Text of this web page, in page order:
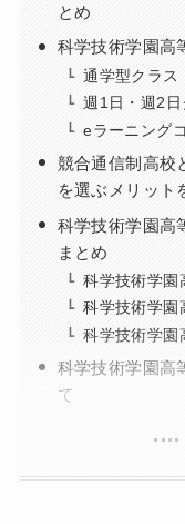
とめ
科学技術学園高
通学型クラス
週1日・週2日
eラーニング
競合通信制高校
を選ぶメリット
科学技術学園高
まとめ
科学技術学園
科学技術学園
科学技術学園
科学技術学園高
て